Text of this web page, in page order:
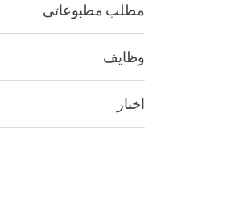
مطلب مطبوعاتی
وظایف
اخبار